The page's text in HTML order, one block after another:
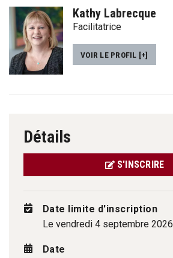
Kathy Labrecque
Facilitatrice
VOIR LE PROFIL [+]
Détails
S'INSCRIRE
Date limite d'inscription
Le vendredi 4 septembre 2026
Date